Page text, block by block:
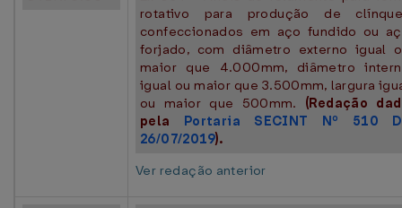
rotativo para produção de
confeccionados em aço fundido ou
forjado, com diâmetro externo igual
maior que 4.000mm, diâmetro
igual ou maior que 3.500mm, largura
ou maior que 500mm. (Redação
pela Portaria SECINT Nº 510
26/07/2019).
Ver redação anterior